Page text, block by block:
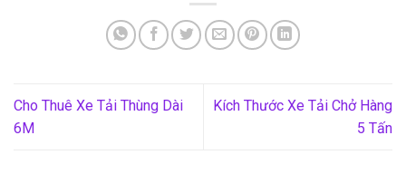
Cho Thuê Xe Tải Thùng Dài
6M
Kích Thước Xe Tải Chở Hàng
5 Tấn